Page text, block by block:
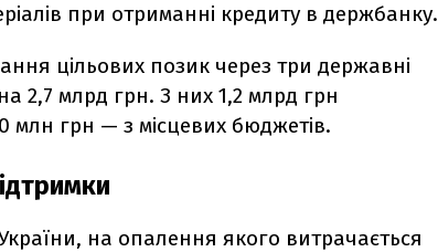
при отриманні кредиту в держбанку.
цільових позик через три державні
2,7 млрд грн. З них 1,2 млрд грн
грн — з місцевих бюджетів.
на опалення якого витрачається